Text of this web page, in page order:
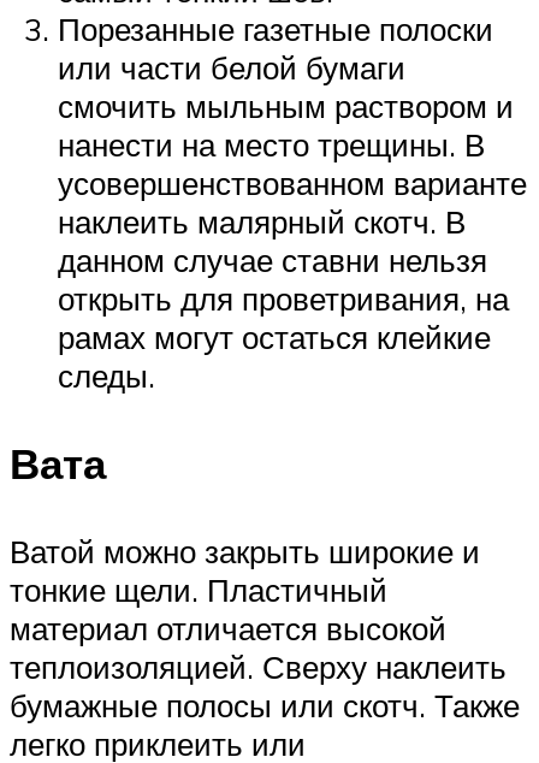
Порезанные газетные полоски
или части белой бумаги
смочить мыльным раствором и
нанести на место трещины. В
усовершенствованном варианте
наклеить малярный скотч. В
данном случае ставни нельзя
открыть для проветривания, на
рамах могут остаться клейкие
следы.
Вата
Ватой можно закрыть широкие и
тонкие щели. Пластичный
материал отличается высокой
теплоизоляцией. Сверху наклеить
бумажные полосы или скотч. Также
легко приклеить или